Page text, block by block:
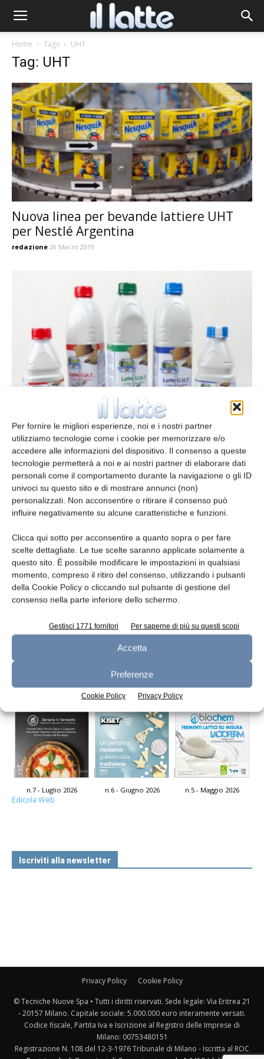
Per fornire le migliori esperienze, noi e i nostri partner
utilizziamo tecnologie come i cookie per memorizzare e/o
accedere alle informazioni del dispositivo. Il consenso a queste
tecnologie permetterà a noi e ai nostri partner di elaborare dati
personali come il comportamento durante la navigazione o gli ID
univoci su questo sito e di mostrare annunci (non)
personalizzati. Non acconsentire o ritirare il consenso può
influire negativamente su alcune caratteristiche e funzioni.
Clicca qui sotto per acconsentire a quanto sopra o per fare
scelte dettagliate. Le tue scelte saranno applicate solamente a
questo sito. È possibile modificare le impostazioni in qualsiasi
momento, compreso il ritiro del consenso, utilizzando i pulsanti
della Cookie Policy o cliccando sul pulsante di gestione del
consenso nella parte inferiore dello schermo.
Gestisci 1771 fornitori Per saperne di più su questi scopi
Accetta
Preferenze
Cookie Policy Privacy Policy
Home Tags UHT
Tag: UHT
Nuova linea per bevande lattiere UHT
per Nestlé Argentina
redazione 20 Marzo 2019
Latteria Sociale Valtellina entra nel
mercato del latte UHT
redazione 4 Novembre 2015
Centrale del latte di Torino: bilancio del
primo semestre 2015
24 Agosto 2015
n.7 - Luglio 2026 n.6 - Giugno 2026 n.5 - Maggio 2026
Edicola Web
Iscriviti alla newsletter
Privacy Policy Cookie Policy
© Tecniche Nuove Spa • Tutti i diritti riservati. Sede legale: Via Eritrea 21
- 20157 Milano. Capitale sociale: 5.000.000 euro interamente versati.
Codice fiscale, Partita Iva e Iscrizione al Registro delle Imprese di
Milano: 00753480151
Registrazione N. 108 del 12-3-1976 Tribunale di Milano - Iscritta al ROC